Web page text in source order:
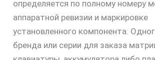
определяется по полному номеру
аппаратной ревизии и маркировке
установленного компонента.
бренда или серии для заказа